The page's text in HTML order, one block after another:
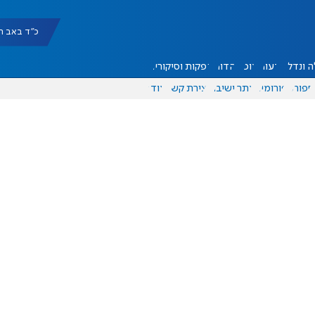
כ"ד באב תשפ"ו
ונדל"ן דעות אוכל יהדות הפקות וסיקורים
ספורט פורומים אתר ישיבה יצירת קשר עוד